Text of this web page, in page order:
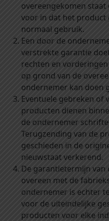
overeengekomen
voor in dat het product
normaal gebruik.
Een door de
verstrekte garantie
rechten en
op grond van de
ondernemer kan doen
Eventuele gebreken of
producten dienen
de ondernemer
Terugzending van de
geschieden in de
nieuwstaat verkerend.
De garantietermijn
overeen met de
ondernemer is echter
voor de uiteindelijke
producten voor elke